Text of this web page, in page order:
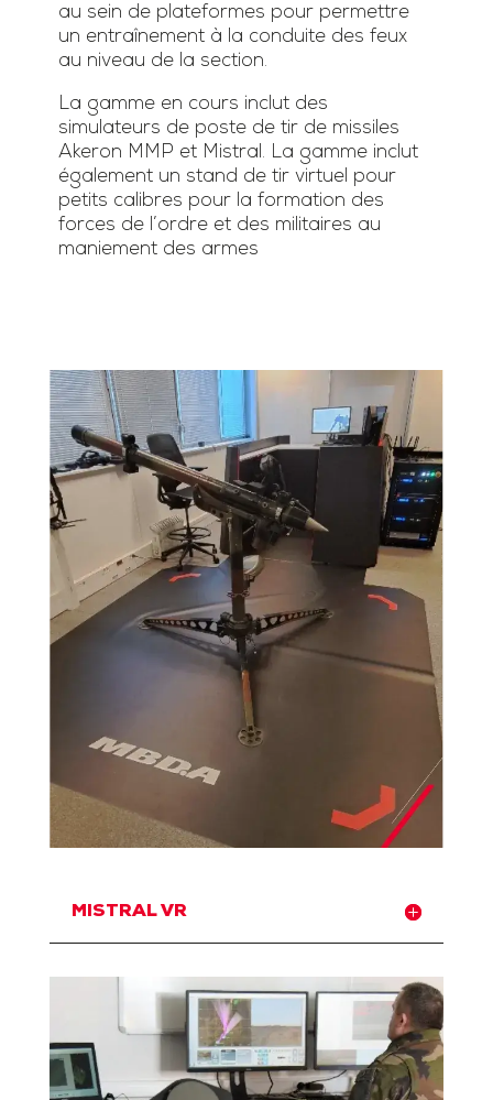
au sein de plateformes pour permettre
un entraînement à la conduite des feux
au niveau de la section.
La gamme en cours inclut des
simulateurs de poste de tir de missiles
Akeron MMP et Mistral. La gamme inclut
également un stand de tir virtuel pour
petits calibres pour la formation des
forces de l’ordre et des militaires au
maniement des armes
MISTRAL VR